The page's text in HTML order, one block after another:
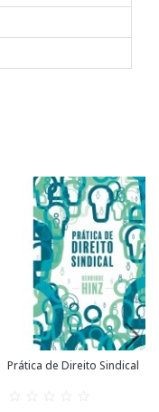
Prática de Direito Sindical